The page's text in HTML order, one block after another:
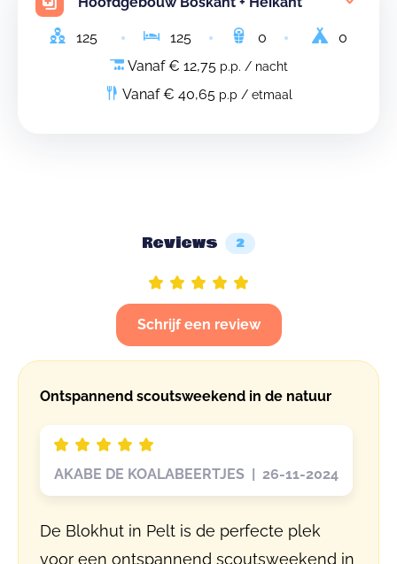
125 125 0
0
Vanaf € 12,75 p.p. / nacht
Vanaf € 40,65 p.p / etmaal
Reviews 2
Schrijf een review
Ontspannend scoutsweekend in de natuur
AKABE DE KOALABEERTJES | 26-11-2024
De Blokhut in Pelt is de perfecte plek
voor een ontspannend scoutsweekend in